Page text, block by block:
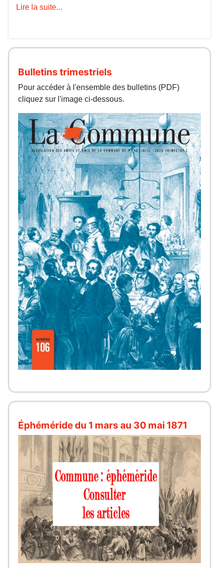
Lire la suite...
Bulletins trimestriels
Pour accéder à l'ensemble des bulletins (PDF)
cliquez sur l'image ci-dessous.
Éphéméride du 1 mars au 30 mai 1871